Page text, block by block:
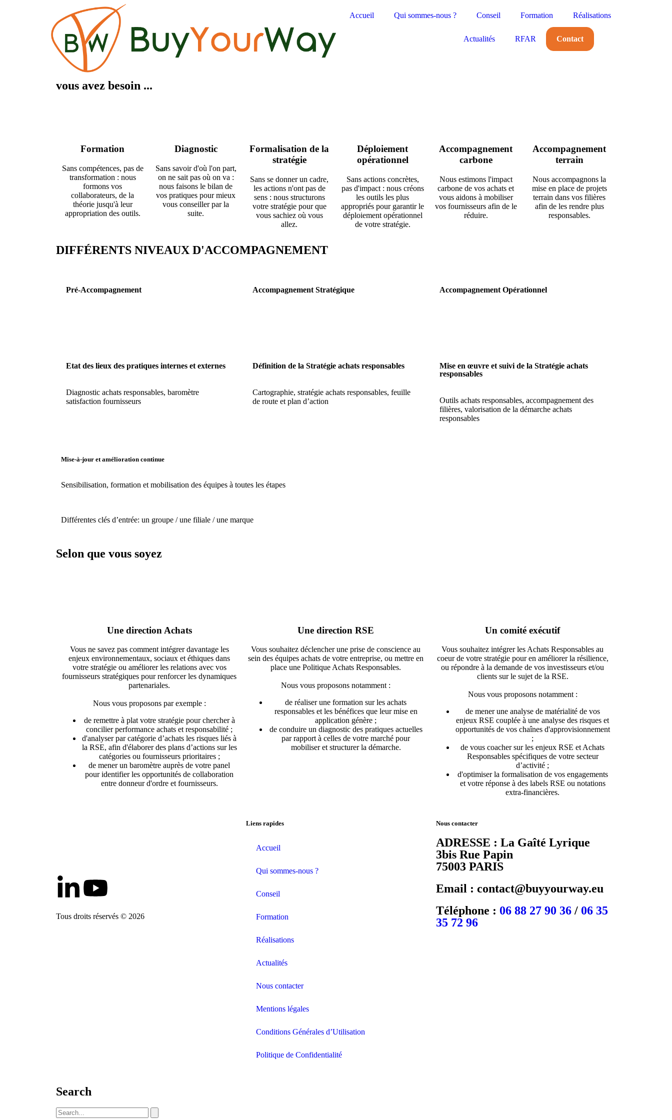
Accueil Qui sommes-nous ? Conseil Formation Réalisations
Actualités RFAR Contact
vous avez besoin ...
Formation
Sans compétences, pas de
transformation : nous
formons vos
collaborateurs, de la
théorie jusqu'à leur
appropriation des outils.
Diagnostic
Sans savoir d'où l'on part,
on ne sait pas où on va :
nous faisons le bilan de
vos pratiques pour mieux
vous conseiller par la
suite.
Formalisation de la
stratégie
Sans se donner un cadre,
les actions n'ont pas de
sens : nous structurons
votre stratégie pour que
vous sachiez où vous
allez.
Déploiement
opérationnel
Sans actions concrètes,
pas d'impact : nous créons
les outils les plus
appropriés pour garantir le
déploiement opérationnel
de votre stratégie.
Accompagnement
carbone
Nous estimons l'impact
carbone de vos achats et
vous aidons à mobiliser
vos fournisseurs afin de le
réduire.
Accompagnement
terrain
Nous accompagnons la
mise en place de projets
terrain dans vos filières
afin de les rendre plus
responsables.
DIFFÉRENTS NIVEAUX D'ACCOMPAGNEMENT
Pré-Accompagnement
Etat des lieux des pratiques internes et externes
Diagnostic achats responsables, baromètre
satisfaction fournisseurs
Accompagnement Stratégique
Définition de la Stratégie achats responsables
Cartographie, stratégie achats responsables, feuille
de route et plan d’action
Accompagnement Opérationnel
Mise en œuvre et suivi de la Stratégie achats
responsables
Outils achats responsables, accompagnement des
filières, valorisation de la démarche achats
responsables
Mise-à-jour et amélioration continue
Sensibilisation, formation et mobilisation des équipes à toutes les étapes
Différentes clés d’entrée: un groupe / une filiale / une marque
Selon que vous soyez
Une direction Achats
Vous ne savez pas comment intégrer davantage les
enjeux environnementaux, sociaux et éthiques dans
votre stratégie ou améliorer les relations avec vos
fournisseurs stratégiques pour renforcer les dynamiques
partenariales.
Nous vous proposons par exemple :
de remettre à plat votre stratégie pour chercher à
concilier performance achats et responsabilité ;
d'analyser par catégorie d’achats les risques liés à
la RSE, afin d'élaborer des plans d’actions sur les
catégories ou fournisseurs prioritaires ;
de mener un baromètre auprès de votre panel
pour identifier les opportunités de collaboration
entre donneur d'ordre et fournisseurs.
Une direction RSE
Vous souhaitez déclencher une prise de conscience au
sein des équipes achats de votre entreprise, ou mettre en
place une Politique Achats Responsables.
Nous vous proposons notamment :
de réaliser une formation sur les achats
responsables et les bénéfices que leur mise en
application génère ;
de conduire un diagnostic des pratiques actuelles
par rapport à celles de votre marché pour
mobiliser et structurer la démarche.
Un comité exécutif
Vous souhaitez intégrer les Achats Responsables au
coeur de votre stratégie pour en améliorer la résilience,
ou répondre à la demande de vos investisseurs et/ou
clients sur le sujet de la RSE.
Nous vous proposons notamment :
de mener une analyse de matérialité de vos
enjeux RSE couplée à une analyse des risques et
opportunités de vos chaînes d'approvisionnement
;
de vous coacher sur les enjeux RSE et Achats
Responsables spécifiques de votre secteur
d’activité ;
d'optimiser la formalisation de vos engagements
et votre réponse à des labels RSE ou notations
extra-financières.
Tous droits réservés © 2026
Liens rapides
Accueil
Qui sommes-nous ?
Conseil
Formation
Réalisations
Actualités
Nous contacter
Mentions légales
Conditions Générales d’Utilisation
Politique de Confidentialité
Nous contacter
ADRESSE : La Gaîté Lyrique
3bis Rue Papin
75003 PARIS
Email : contact@buyyourway.eu
Téléphone : 06 88 27 90 36/ 06 35
35 72 96
Search